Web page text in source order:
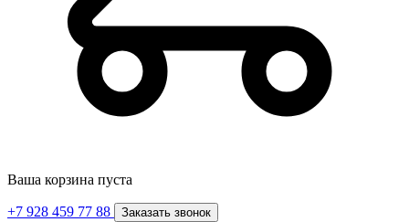
Ваша корзина пуста
+7 928 459 77 88 Заказать звонок